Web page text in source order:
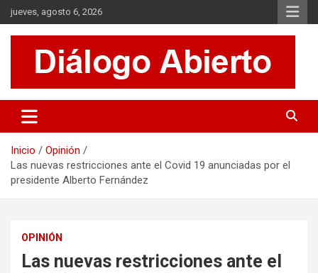
Saltar
al
contenido
jueves, agosto 6, 2026
Diálogo Abierto
Se tratan diversos temas de actualidad buscando hacer un
aporte a la sociedad, brindando información relevante de lo que
Inicio
Opinión
Las nuevas restricciones ante el Covid 19 anunciadas por el
presidente Alberto Fernández
OPINIÓN
Las nuevas restricciones ante el